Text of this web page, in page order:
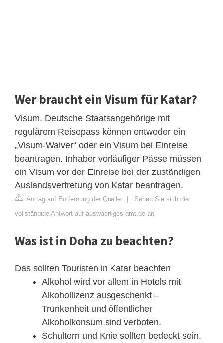
Wer braucht ein Visum für Katar?
Visum. Deutsche Staatsangehörige mit
regulärem Reisepass können entweder ein
„Visum-Waiver“ oder ein Visum bei Einreise
beantragen. Inhaber vorläufiger Pässe müssen
ein Visum vor der Einreise bei der zuständigen
Auslandsvertretung von Katar beantragen.
Antrag auf Entfernung der Quelle | Sehen Sie sich die
vollständige Antwort auf auswaertiges-amt.de an
Was ist in Doha zu beachten?
Das sollten Touristen in Katar beachten
Alkohol wird vor allem in Hotels mit
Alkohollizenz ausgeschenkt –
Trunkenheit und öffentlicher
Alkoholkonsum sind verboten.
Schultern und Knie sollten bedeckt sein,